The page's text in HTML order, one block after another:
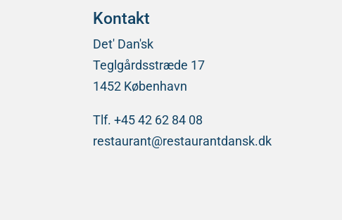
Kontakt
Det' Dan'sk
Teglgårdsstræde 17
1452 København
Tlf. +45 42 62 84 08
restaurant@restaurantdansk.dk